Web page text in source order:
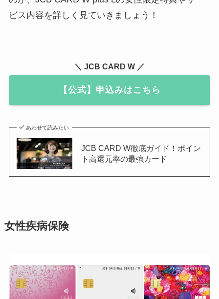
ビス内容を詳しく見ていきましょう！
＼ JCB CARD W ／
【公式】申込みはこちら
あわせて読みたい
JCB CARD W徹底ガイド！ポイン
ト高還元率の最強カード
女性疾病保険